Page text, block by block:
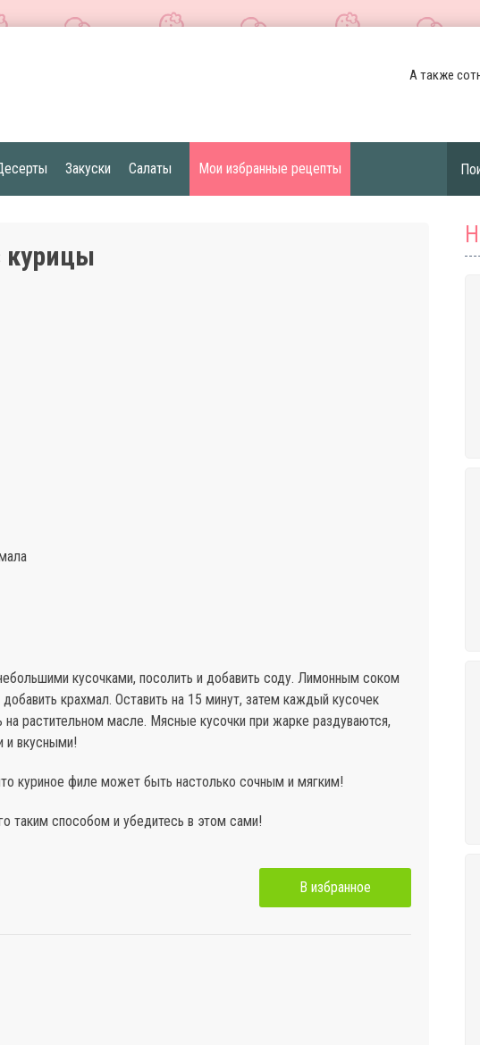
А также
Закуски Салаты Мои избранные рецепты
курицы
кусочками, посолить и добавить соду. Лимонным соком
крахмал. Оставить на 15 минут, затем каждый кусочек
на растительном масле. Мясные кусочки при жарке раздуваются,
и вкусными!
куриное филе может быть настолько сочным и мягким!
таким способом и убедитесь в этом сами!
В избранное